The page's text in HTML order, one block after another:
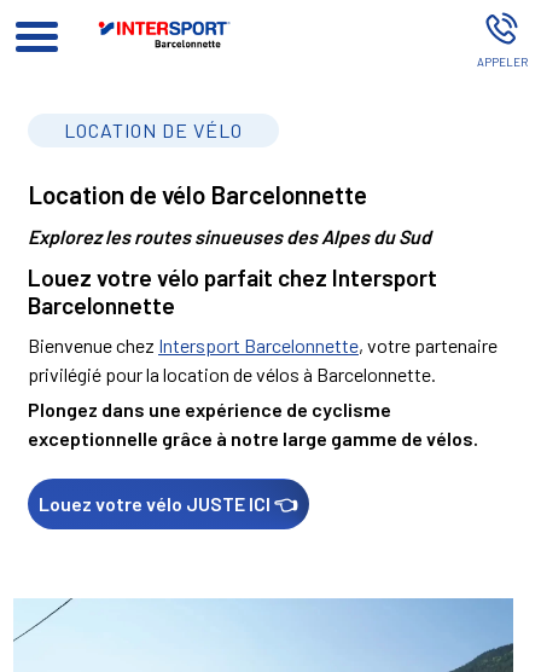
LOCATION DE VÉLO
Location de vélo Barcelonnette
Explorez les routes sinueuses des Alpes du Sud
Louez votre vélo parfait chez Intersport
Barcelonnette
Bienvenue chez Intersport Barcelonnette, votre partenaire
privilégié pour la location de vélos à Barcelonnette.
Plongez dans une expérience de cyclisme
exceptionnelle grâce à notre large gamme de vélos.
Louez votre vélo JUSTE ICI 👈